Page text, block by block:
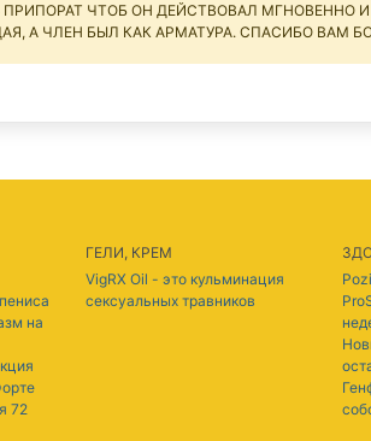
ЧТОБ ОН ДЕЙСТВОВАЛ МГНОВЕННО И
А ЧЛЕН БЫЛ КАК АРМАТУРА. СПАСИБО ВАМ
на
72
ГЕЛИ, КРЕМ
VigRX Oil - это кульминация
сексуальных травников